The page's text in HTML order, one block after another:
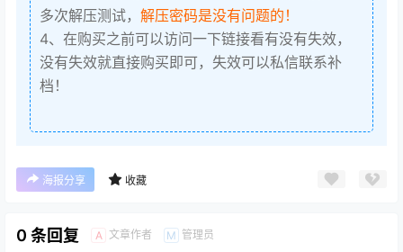
多次解压测试， 解压密码是没有问题的！
4、在购买之前可以访问一下链接看有没有失效，
没有失效就直接购买即可，失效可以私信联系补
档！
海报分享 收藏
0 条回复 A 文章作者 M 管理员